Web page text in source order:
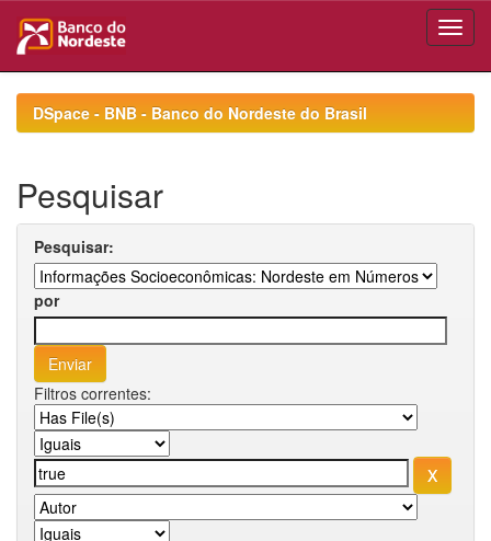
navigationDSpace - BNB - Banco do Nordeste do Brasil
Pesquisar
Pesquisar:
por
Filtros correntes: